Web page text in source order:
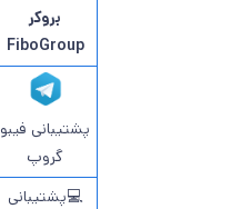
بروکر
FiboGroup
پشتیبانی فیبو
گروپ
💻پشتیبانی